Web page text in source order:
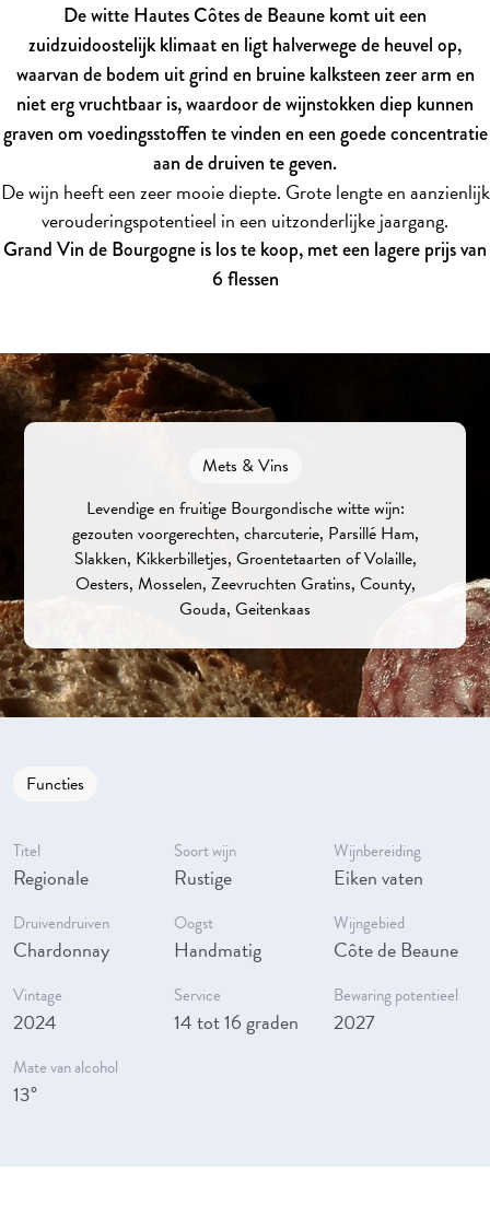
De witte Hautes Côtes de Beaune komt uit een
zuidzuidoostelijk klimaat en ligt halverwege de heuvel op,
waarvan de bodem uit grind en bruine kalksteen zeer arm en
niet erg vruchtbaar is, waardoor de wijnstokken diep kunnen
graven om voedingsstoffen te vinden en een goede concentratie
aan de druiven te geven.
De wijn heeft een zeer mooie diepte. Grote lengte en aanzienlijk
verouderingspotentieel in een uitzonderlijke jaargang.
Grand Vin de Bourgogne is los te koop, met een lagere prijs van
6 flessen
Mets & Vins
Levendige en fruitige Bourgondische witte wijn:
gezouten voorgerechten, charcuterie, Parsillé Ham,
Slakken, Kikkerbilletjes, Groentetaarten of Volaille,
Oesters, Mosselen, Zeevruchten Gratins, County,
Gouda, Geitenkaas
Functies
Titel
Regionale
Soort wijn
Rustige
Wijnbereiding
Eiken vaten
Druivendruiven
Chardonnay
Oogst
Handmatig
Wijngebied
Côte de Beaune
Vintage
2024
Service
14 tot 16 graden
Bewaring potentieel
2027
Mate van alcohol
13°